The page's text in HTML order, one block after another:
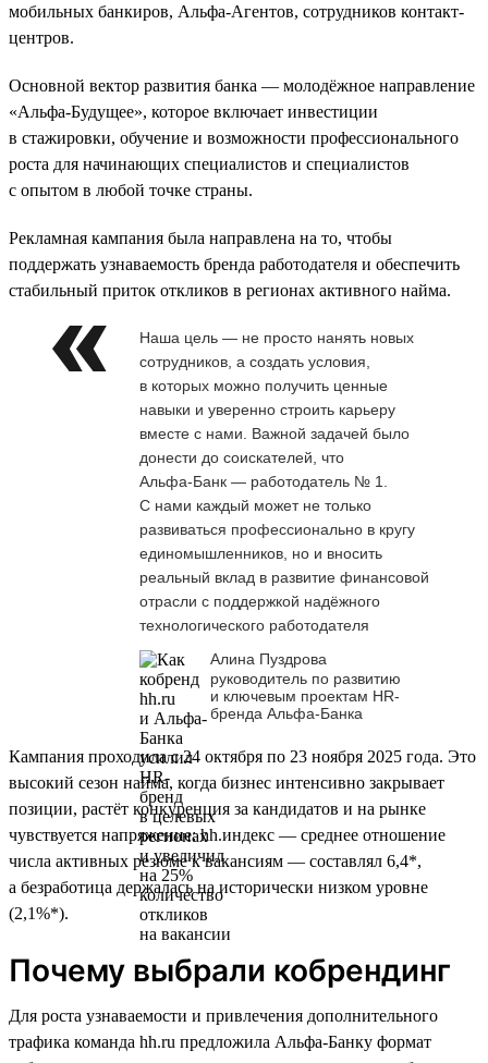
мобильных банкиров, Альфа-Агентов, сотрудников контакт-
центров.
Основной вектор развития банка — молодёжное направление
«Альфа-Будущее», которое включает инвестиции
в стажировки, обучение и возможности профессионального
роста для начинающих специалистов и специалистов
с опытом в любой точке страны.
Рекламная кампания была направлена на то, чтобы
поддержать узнаваемость бренда работодателя и обеспечить
стабильный приток откликов в регионах активного найма.
Наша цель — не просто нанять новых
сотрудников, а создать условия,
в которых можно получить ценные
навыки и уверенно строить карьеру
вместе с нами. Важной задачей было
донести до соискателей, что
Альфа‑Банк — работодатель № 1.
С нами каждый может не только
развиваться профессионально в кругу
единомышленников, но и вносить
реальный вклад в развитие финансовой
отрасли с поддержкой надёжного
технологического работодателя
Алина Пуздрова
руководитель по развитию
и ключевым проектам HR-
бренда Альфа-Банка
Кампания проходила с 24 октября по 23 ноября 2025 года. Это
высокий сезон найма, когда бизнес интенсивно закрывает
позиции, растёт конкуренция за кандидатов и на рынке
чувствуется напряжение: hh.индекс — среднее отношение
числа активных резюме к вакансиям — составлял 6,4*,
а безработица держалась на исторически низком уровне
(2,1%*).
Почему выбрали кобрендинг
Для роста узнаваемости и привлечения дополнительного
трафика команда hh.ru предложила Альфа-Банку формат